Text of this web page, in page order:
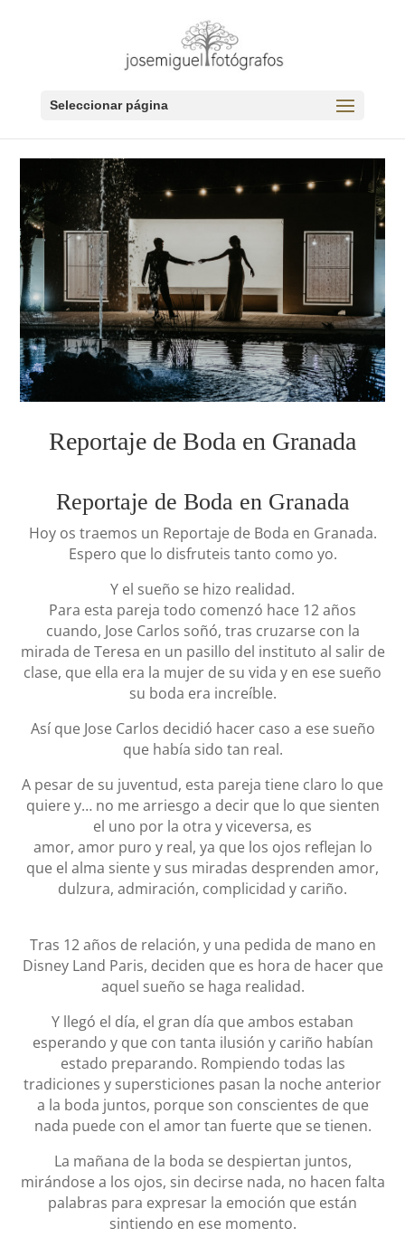
Seleccionar página
Reportaje de Boda en Granada
Reportaje de Boda en Granada
Hoy os traemos un Reportaje de Boda en Granada.
Espero que lo disfruteis tanto como yo.
Y el sueño se hizo realidad.
Para esta pareja todo comenzó hace 12 años
cuando, Jose Carlos soñó, tras cruzarse con la
mirada de Teresa en un pasillo del instituto al salir de
clase, que ella era la mujer de su vida y en ese sueño
su boda era increíble.
Así que Jose Carlos decidió hacer caso a ese sueño
que había sido tan real.
A pesar de su juventud, esta pareja tiene claro lo que
quiere y… no me arriesgo a decir que lo que sienten
el uno por la otra y viceversa, es
amor, amor puro y real, ya que los ojos reflejan lo
que el alma siente y sus miradas desprenden amor,
dulzura, admiración, complicidad y cariño.
Tras 12 años de relación, y una pedida de mano en
Disney Land Paris, deciden que es hora de hacer que
aquel sueño se haga realidad.
Y llegó el día, el gran día que ambos estaban
esperando y que con tanta ilusión y cariño habían
estado preparando. Rompiendo todas las
tradiciones y supersticiones pasan la noche anterior
a la boda juntos, porque son conscientes de que
nada puede con el amor tan fuerte que se tienen.
La mañana de la boda se despiertan juntos,
mirándose a los ojos, sin decirse nada, no hacen falta
palabras para expresar la emoción que están
sintiendo en ese momento.